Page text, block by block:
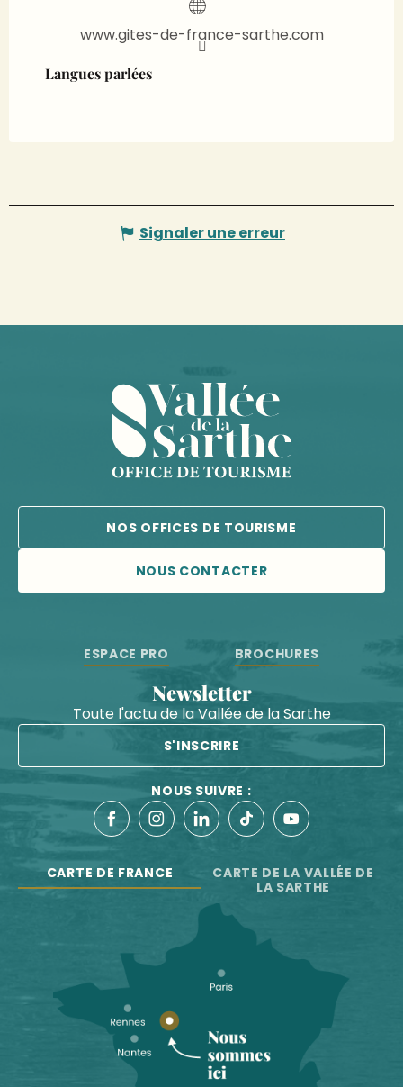
www.gites-de-france-sarthe.com
Langues parlées
Langues parlées
Signaler une erreur
NOS OFFICES DE TOURISME
NOUS CONTACTER
ESPACE PRO BROCHURES
Newsletter
Toute l'actu de la Vallée de la Sarthe
S'INSCRIRE
NOUS SUIVRE :
CARTE DE FRANCE
CARTE DE LA VALLÉE DE
LA SARTHE